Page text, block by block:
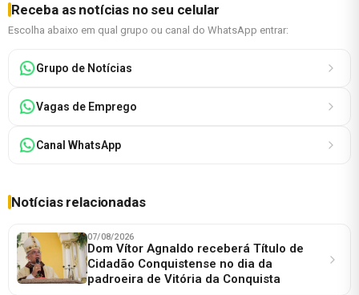
Receba as notícias no seu celular
Escolha abaixo em qual grupo ou canal do WhatsApp entrar:
Grupo de Notícias
Vagas de Emprego
Canal WhatsApp
Notícias relacionadas
07/08/2026
Dom Vítor Agnaldo receberá Título de
Cidadão Conquistense no dia da
padroeira de Vitória da Conquista